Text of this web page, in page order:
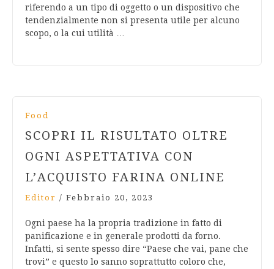
riferendo a un tipo di oggetto o un dispositivo che
tendenzialmente non si presenta utile per alcuno
scopo, o la cui utilità …
Food
SCOPRI IL RISULTATO OLTRE
OGNI ASPETTATIVA CON
L’ACQUISTO FARINA ONLINE
Editor / Febbraio 20, 2023
Ogni paese ha la propria tradizione in fatto di
panificazione e in generale prodotti da forno.
Infatti, si sente spesso dire “Paese che vai, pane che
trovi” e questo lo sanno soprattutto coloro che,